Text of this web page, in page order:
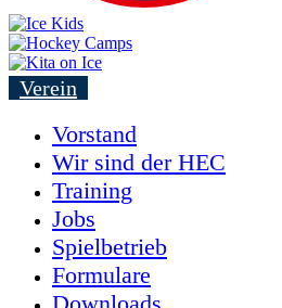
Verein
Vorstand
Wir sind der HEC
Training
Jobs
Spielbetrieb
Formulare